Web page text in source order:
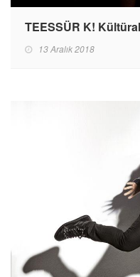
TEESSÜR K!
13 Aralık 2018